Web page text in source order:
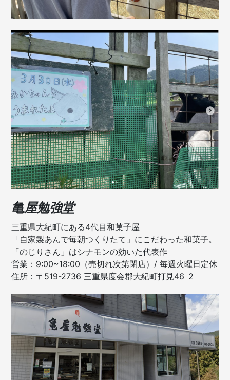
亀屋勉強堂
三重県大紀町にある4代目和菓子屋
「自家製あんで毎朝つくりたて」にこだわった和菓子。
「のじりさん」はシナモンの効いた代表作
営業：9:00~18:00（売切れ次第閉店）/ 毎週火曜日定休
住所：〒519-2736 三重県度会郡大紀町打見46ｰ2